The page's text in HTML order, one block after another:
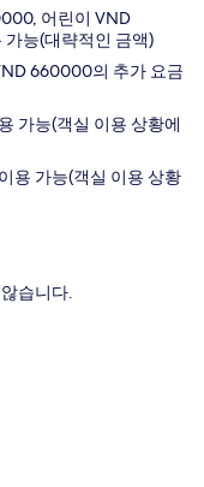
어린이 VND
능(대략적인 금액)
660000의 추가 요금
가능(객실 이용 상황에
용 가능(객실 이용 상황
습니다.